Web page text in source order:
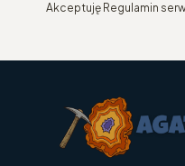
Akceptuję Regulamin